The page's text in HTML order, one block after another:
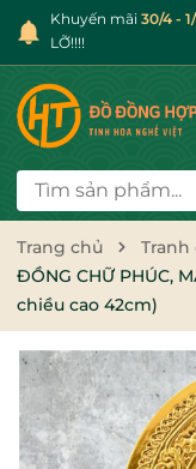
Khuyến mãi
LỠ!!!!
Trang chủ Tranh
ĐỒNG CHỮ PHÚC,
chiều cao 42cm)